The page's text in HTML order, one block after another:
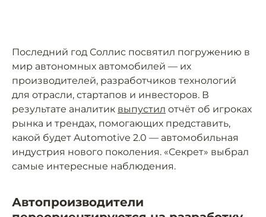
Последний год Соллис посвятил погружению в
мир автономных автомобилей — их
производителей, разработчиков технологий
для отрасли, стартапов и инвесторов. В
результате аналитик выпустил отчёт об игроках
рынка и трендах, помогающих представить,
какой будет Automotive 2.0 — автомобильная
индустрия нового поколения. «Секрет» выбрал
самые интересные наблюдения.
Автопроизводители